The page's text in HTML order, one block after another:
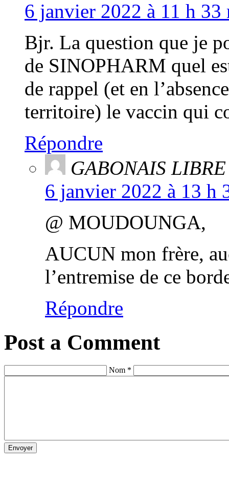
6 janvier 2022 à 11 h
Bjr. La question que je
de SINOPHARM quel
de rappel (et en
territoire) le vaccin qui
Répondre
GABONAIS LIBRE
6 janvier 2022 à 13 h
@ MOUDOUNGA,
AUCUN mon frère,
l’entremise de ce
Répondre
Post a Comment
Nom *